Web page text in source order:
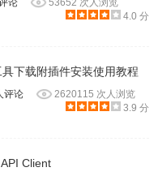
种返回值。保存请求的
的不常见的非常全。
环境变量，可以在16的
量就会被替换成该
论
53652 次人浏览
4.0 分
下载附插件安装使用教程
评论
2620115 次人浏览
3.9 分
Client